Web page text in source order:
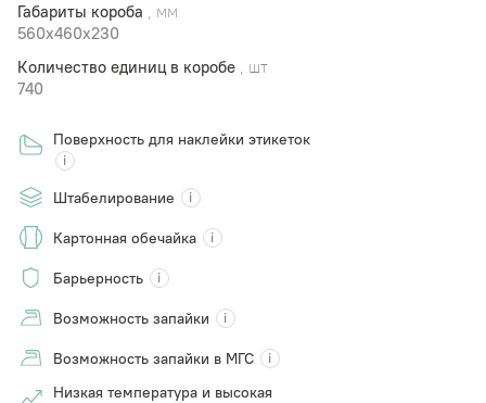
Габариты короба , мм
560х460х230
Количество единиц в коробе , шт
740
Поверхность для наклейки этикеток
Штабелирование
Картонная обечайка
Барьерность
Возможность запайки
Возможность запайки в МГС
Низкая температура и высокая